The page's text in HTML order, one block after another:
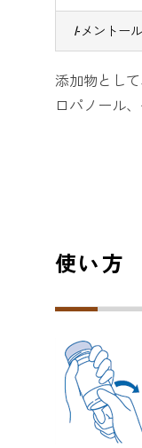
l-メントール
添加物とし
ロパノール
使い方